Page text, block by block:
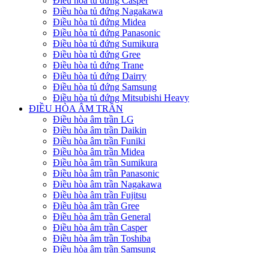
Điều hòa tủ đứng Nagakawa
Điều hòa tủ đứng Midea
Điều hòa tủ đứng Panasonic
Điều hòa tủ đứng Sumikura
Điều hòa tủ đứng Gree
Điều hòa tủ đứng Trane
Điều hòa tủ đứng Dairry
Điều hòa tủ đứng Samsung
Điều hòa tủ đứng Mitsubishi Heavy
ĐIỀU HÒA ÂM TRẦN
Điều hòa âm trần LG
Điều hòa âm trần Daikin
Điều hòa âm trần Funiki
Điều hòa âm trần Midea
Điều hòa âm trần Sumikura
Điều hòa âm trần Panasonic
Điều hòa âm trần Nagakawa
Điều hòa âm trần Fujitsu
Điều hòa âm trần Gree
Điều hòa âm trần General
Điều hòa âm trần Casper
Điều hòa âm trần Toshiba
Điều hòa âm trần Samsung